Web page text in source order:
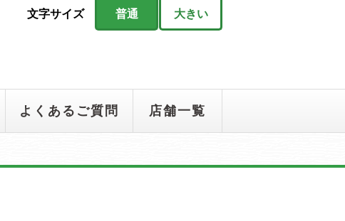
文字サイズ 普通 大きい
よくあるご質問 店舗一覧